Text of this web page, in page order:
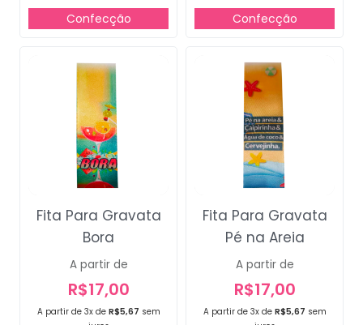
Confecção Confecção
A partir de 3x de R$5,67 sem
Fita Para Gravata
Bora
A partir de
R$17,00
A partir de 3x de R$5,67 sem
Fita Para Gravata
Pé na Areia
A partir de
R$17,00